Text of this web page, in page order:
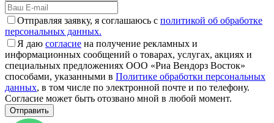
Отправляя заявку, я соглашаюсь с политикой об обработке
персональных данных.
Я даю согласие на получение рекламных и
информационных сообщений о товарах, услугах, акциях и
специальных предложениях ООО «Риа Вендорз Восток»
способами, указанными в Политике обработки персональных
данных, в том числе по электронной почте и по телефону.
Согласие может быть отозвано мной в любой момент.